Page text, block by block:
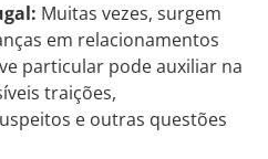
Muitas vezes, surgem
em relacionamentos
particular pode auxiliar na
traições,
e outras questões